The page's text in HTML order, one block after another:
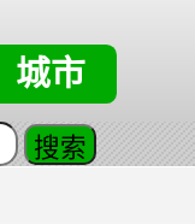
城市